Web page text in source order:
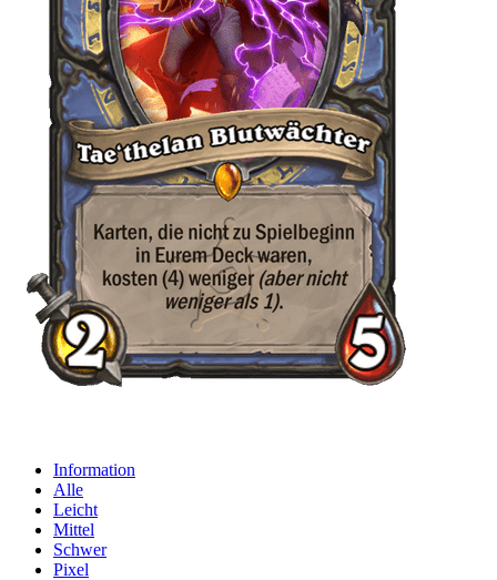
Information
Alle
Leicht
Mittel
Schwer
Pixel